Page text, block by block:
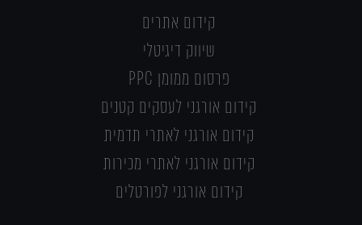
קידום אתרים
שיווק דיגיטלי
פרסום ממומן PPC
קידום אורגני לעסקים קטנים
קידום אורגני לאתרי תדמית
קידום אורגני לאתרי מכירות
קידום אורגני לפורטלים